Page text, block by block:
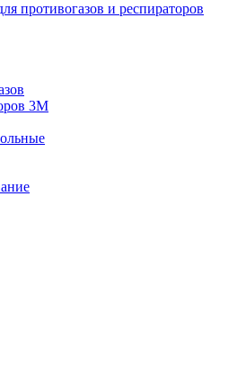
противогазов и респираторов
3М